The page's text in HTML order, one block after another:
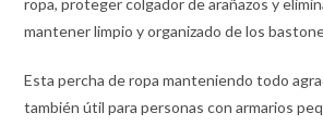
mantener limpio y organizado de los
Esta percha de ropa manteniendo todo
también útil para personas con armarios